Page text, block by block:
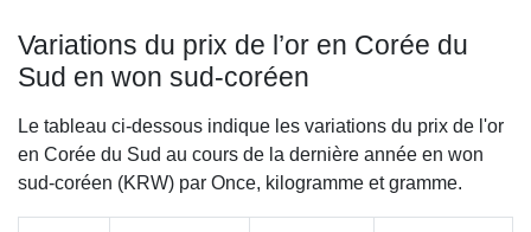
Variations du prix de l’or en Corée du
Sud en won sud-coréen
Le tableau ci-dessous indique les variations du prix de l'or
en Corée du Sud au cours de la dernière année en won
sud-coréen (KRW) par Once, kilogramme et gramme.